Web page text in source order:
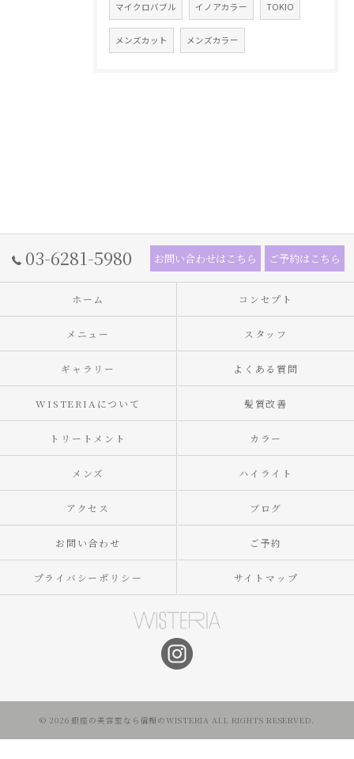
マイクロバブル イノアカラー TOKIO
メンズカット メンズカラー
03-6281-5980 お問い合わせはこちら ご予約はこちら
ホーム コンセプト
メニュー スタッフ
ギャラリー よくある質問
WISTERIAについて 髪質改善
トリートメント カラー
メンズ ハイライト
アクセス ブログ
お問い合わせ ご予約
プライバシーポリシー サイトマップ
© 2026 銀座の美容室なら信頼のWISTERIA ALL RIGHTS RESERVED.